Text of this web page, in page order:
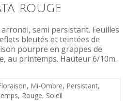
rouge
semi persistant. Feuilles
bleutés et teintées de
pourpre en grappes de
au printemps. Hauteur 6/10m.
, Mi-Ombre, Persistant,
, Rouge, Soleil